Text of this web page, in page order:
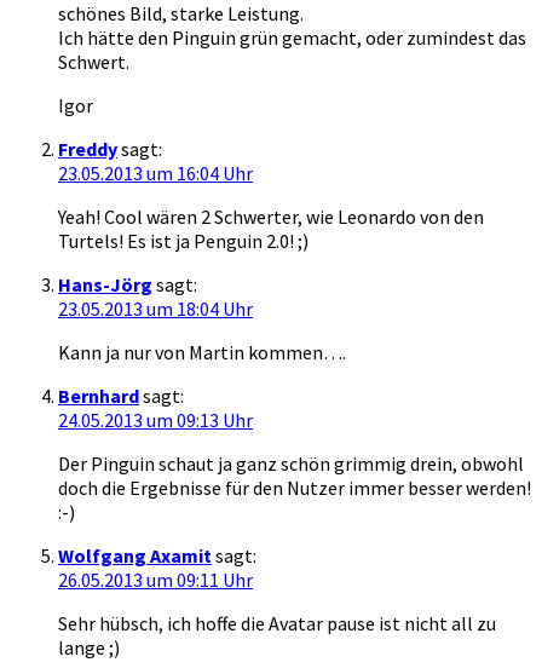
schönes Bild, starke Leistung.
Ich hätte den Pinguin grün gemacht, oder zumindest das
Schwert.
Igor
Freddysagt:
23.05.2013 um 16:04 Uhr
Yeah! Cool wären 2 Schwerter, wie Leonardo von den
Turtels! Es ist ja Penguin 2.0! ;)
Hans-Jörg sagt:
23.05.2013 um 18:04 Uhr
Kann ja nur von Martin kommen….
Bernhardsagt:
24.05.2013 um 09:13 Uhr
Der Pinguin schaut ja ganz schön grimmig drein, obwohl
doch die Ergebnisse für den Nutzer immer besser werden!
:-)
Wolfgang Axamitsagt:
26.05.2013 um 09:11 Uhr
Sehr hübsch, ich hoffe die Avatar pause ist nicht all zu
lange ;)